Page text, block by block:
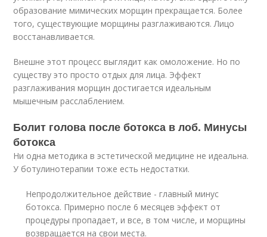
образование мимических морщин прекращается. Более
того, существующие морщины разглаживаются. Лицо
восстанавливается.
Внешне этот процесс выглядит как омоложение. Но по
существу это просто отдых для лица. Эффект
разглаживания морщин достигается идеальным
мышечным расслаблением.
Болит голова после ботокса в лоб. Минусы
ботокса
Ни одна методика в эстетической медицине не идеальна.
У ботулинотерапии тоже есть недостатки.
Непродолжительное действие - главный минус
ботокса. Примерно после 6 месяцев эффект от
процедуры пропадает, и все, в том числе, и морщины
возвращается на свои места.